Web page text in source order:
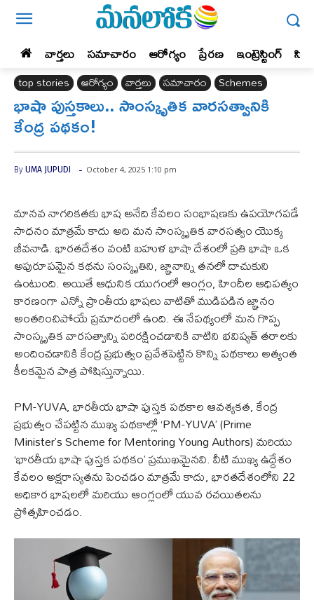
వార్తలు సమాచారం ఆరోగ్యం ప్రేర‌ణ‌ ఇంట్రెస్టింగ్‌
top stories ఆరోగ్యం వార్తలు సమాచారం Schemes
భాషా పుస్తకాలు.. సాంస్కృతిక వారసత్వానికి
కేంద్ర పథకం!
By UMA JUPUDI - October 4, 2025 1:10 pm
మానవ నాగరికతకు భాష అనేది కేవలం సంభాషణకు ఉపయోగపడే
సాధనం మాత్రమే కాదు అది మన సాంస్కృతిక వారసత్వం యొక్క
జీవనాడి. భారతదేశం వంటి బహుళ భాషా దేశంలో ప్రతి భాషా ఒక
అపురూపమైన కథను సంస్కృతిని, జ్ఞానాన్ని తనలో దాచుకుని
ఉంటుంది. అయితే ఆధునిక యుగంలో ఆంగ్లం, హిందీల ఆధిపత్యం
కారణంగా ఎన్నో ప్రాంతీయ భాషలు వాటితో ముడిపడిన జ్ఞానం
అంతరించిపోయే ప్రమాదంలో ఉంది. ఈ నేపథ్యంలో మన గొప్ప
సాంస్కృతిక వారసత్వాన్ని పరిరక్షించడానికి వాటిని భవిష్యత్ తరాలకు
అందించడానికి కేంద్ర ప్రభుత్వం ప్రవేశపెట్టిన కొన్ని పథకాలు అత్యంత
కీలకమైన పాత్ర పోషిస్తున్నాయి.
PM-YUVA, భారతీయ భాషా పుస్తక పథకాల ఆవశ్యకత, కేంద్ర
ప్రభుత్వం చేపట్టిన ముఖ్య పథకాల్లో ‘PM-YUVA’ (Prime
Minister’s Scheme for Mentoring Young Authors) మరియు
‘భారతీయ భాషా పుస్తక పథకం’ ప్రముఖమైనవి. వీటి ముఖ్య ఉద్దేశం
కేవలం అక్షరాస్యతను పెంచడం మాత్రమే కాదు, భారతదేశంలోని 22
అధికార భాషలలో మరియు ఆంగ్లంలో యువ రచయితలను
ప్రోత్సహించడం.